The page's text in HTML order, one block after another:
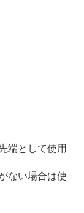
端として使用
ない場合は使